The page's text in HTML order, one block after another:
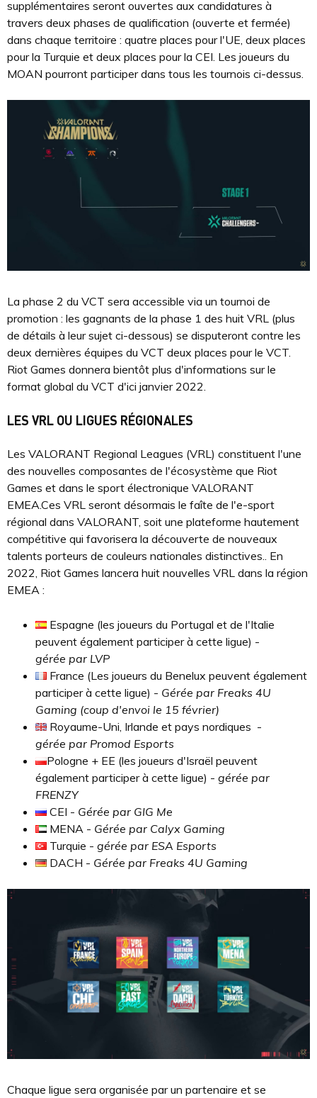
supplémentaires seront ouvertes aux candidatures à
travers deux phases de qualification (ouverte et fermée)
dans chaque territoire : quatre places pour l'UE, deux places
pour la Turquie et deux places pour la CEI. Les joueurs du
MOAN pourront participer dans tous les tournois ci-dessus.
La phase 2 du VCT sera accessible via un tournoi de
promotion : les gagnants de la phase 1 des huit VRL (plus
de détails à leur sujet ci-dessous) se disputeront contre les
deux dernières équipes du VCT deux places pour le VCT.
Riot Games donnera bientôt plus d'informations sur le
format global du VCT d'ici janvier 2022.
LES VRL OU LIGUES RÉGIONALES
Les VALORANT Regional Leagues (VRL) constituent l'une
des nouvelles composantes de l'écosystème que Riot
Games et dans le sport électronique VALORANT
EMEA.Ces VRL seront désormais le faîte de l'e-sport
régional dans VALORANT, soit une plateforme hautement
compétitive qui favorisera la découverte de nouveaux
talents porteurs de couleurs nationales distinctives.. En
2022, Riot Games lancera huit nouvelles VRL dans la région
EMEA :
Espagne (les joueurs du Portugal et de l'Italie
peuvent également participer à cette ligue) -
gérée par LVP
France (Les joueurs du Benelux peuvent également
participer à cette ligue) - Gérée par Freaks 4U
Gaming (coup d'envoi le 15 février)
Royaume-Uni, Irlande et pays nordiques -
gérée par Promod Esports
Pologne + EE (les joueurs d'Israël peuvent
également participer à cette ligue) - gérée par
FRENZY
CEI - Gérée par GIG Me
MENA - Gérée par Calyx Gaming
Turquie - gérée par ESA Esports
DACH - Gérée par Freaks 4U Gaming
Chaque ligue sera organisée par un partenaire et se